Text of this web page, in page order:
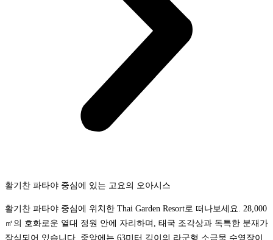
활기찬 파타야 중심에 있는 고요의 오아시스
활기찬 파타야 중심에 위치한 Thai Garden Resort로 떠나보세요. 28,000
㎡의 호화로운 열대 정원 안에 자리하며, 태국 조각상과 독특한 분재가
장식되어 있습니다. 중앙에는 63미터 길이의 라군형 소금물 수영장이